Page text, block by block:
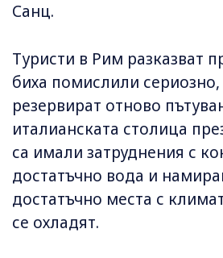
Санц.
Туристи в Рим разказват
биха помислили
резервират отново
италианската столица
са имали затруднения с
достатъчно вода и
достатъчно места с
се охладят.